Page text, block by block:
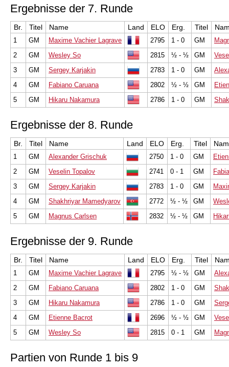
Ergebnisse der 7. Runde
Br. Titel Name Land ELO Erg. Titel
1 GM Maxime Vachier Lagrave 2795 1 - 0 GM
2
GM Wesley So 2815 ½ - ½ GM
3
GM Sergey Karjakin 2783 1 - 0 GM
4
GM Fabiano Caruana 2802 ½ - ½ GM
5
GM Hikaru Nakamura 2786 1 - 0 GM
Ergebnisse der 8. Runde
Br. Titel Name Land ELO Erg. Titel
1 GM Alexander Grischuk 2750 1 - 0 GM
2
GM Veselin Topalov 2741 0 - 1 GM
3
GM Sergey Karjakin 2783 1 - 0 GM
4
GM Shakhriyar Mamedyarov 2772 ½ - ½ GM
5
GM Magnus Carlsen 2832 ½ - ½ GM
Ergebnisse der 9. Runde
Br. Titel Name Land ELO Erg. Titel
1 GM Maxime Vachier Lagrave 2795 ½ - ½ GM
2
GM Fabiano Caruana 2802 1 - 0 GM
3
GM Hikaru Nakamura 2786 1 - 0 GM
4
GM Etienne Bacrot 2696 ½ - ½ GM
5
GM Wesley So 2815 0 - 1 GM
Partien von Runde 1 bis 9